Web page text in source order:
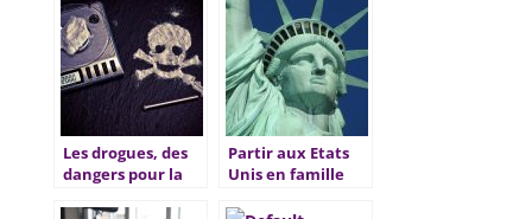
Les drogues, des
dangers pour la
Partir aux Etats
Unis en famille